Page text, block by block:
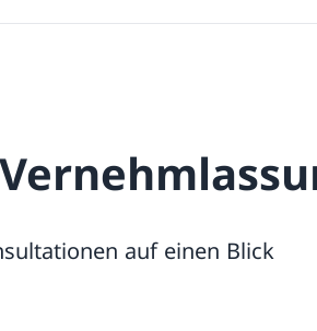
auf einen Blick